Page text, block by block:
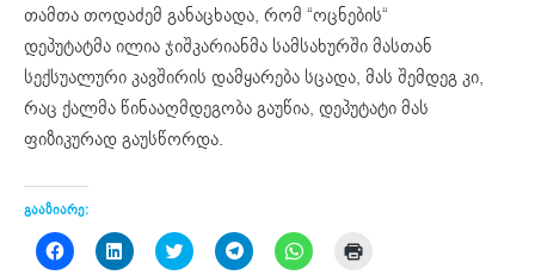
თამთა თოდაძემ განაცხადა, რომ “ოცნების“
დეპუტატმა ილია ჯიშკარიანმა სამსახურში მასთან
სექსუალური კავშირის დამყარება სცადა, მას შემდეგ კი,
რაც ქალმა წინააღმდეგობა გაუწია, დეპუტატი მას
ფიზიკურად გაუსწორდა.
გააზიარე:
Click
to
Click
to
Click
to
Click
to
Click
to